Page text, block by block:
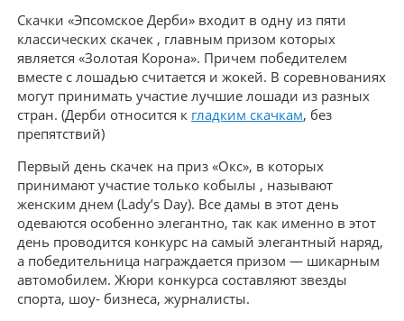
Скачки «Эпсомское Дерби» входит в одну из пяти
классических скачек , главным призом которых
является «Золотая Корона». Причем победителем
вместе с лошадью считается и жокей. В соревнованиях
могут принимать участие лучшие лошади из разных
стран. (Дерби относится к гладким скачкам, без
препятствий)
Первый день скачек на приз «Окс», в которых
принимают участие только кобылы , называют
женским днем (Lady’s Day). Все дамы в этот день
одеваются особенно элегантно, так как именно в этот
день проводится конкурс на самый элегантный наряд,
а победительница награждается призом — шикарным
автомобилем. Жюри конкурса составляют звезды
спорта, шоу- бизнеса, журналисты.